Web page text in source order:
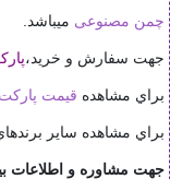
چمن مصنوعی میباشد.
جهت سفارش و خريد،
براي مشاهده قيمت پارکت
براي مشاهده ساير
جهت مشاوره و اطلاعات